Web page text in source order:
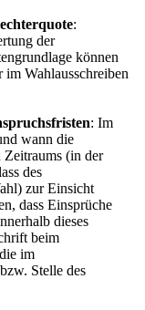
:
der
können
Wahlausschreiben
: Im
wann die
Zeitraums (in der
des
zur Einsicht
dass Einsprüche
dieses
beim
im
Stelle des